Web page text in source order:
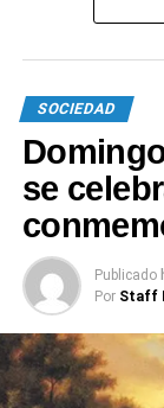
intensificaron el
acoso escolar.
SOCIEDAD
se
Publicado
Por Staff